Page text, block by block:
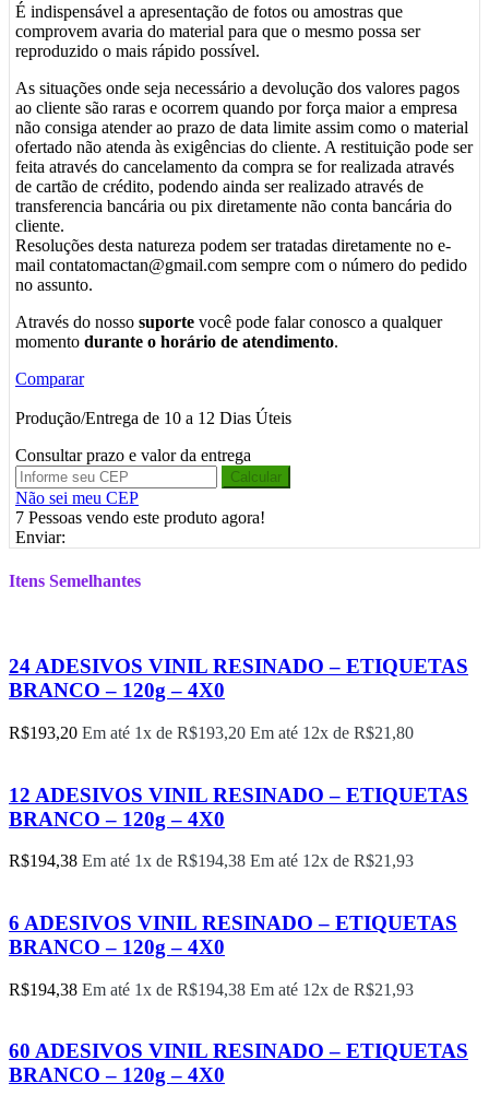
É indispensável a apresentação de fotos ou amostras que
comprovem avaria do material para que o mesmo possa ser
reproduzido o mais rápido possível.
As situações onde seja necessário a devolução dos valores pagos
ao cliente são raras e ocorrem quando por força maior a empresa
não consiga atender ao prazo de data limite assim como o material
ofertado não atenda às exigências do cliente. A restituição pode ser
feita através do cancelamento da compra se for realizada através
de cartão de crédito, podendo ainda ser realizado através de
transferencia bancária ou pix diretamente não conta bancária do
cliente.
Resoluções desta natureza podem ser tratadas diretamente no e-
mail contatomactan@gmail.com sempre com o número do pedido
no assunto.
Através do nosso suporte você pode falar conosco a qualquer
momento durante o horário de atendimento.
Comparar
Produção/Entrega de 10 a 12 Dias Úteis
Consultar prazo e valor da entrega
Calcular
Não sei meu CEP
7 Pessoas vendo este produto agora!
Enviar:
Itens Semelhantes
24 ADESIVOS VINIL RESINADO – ETIQUETAS
BRANCO – 120g – 4X0
R$193,20 Em até 1x de R$193,20 Em até 12x de R$21,80
12 ADESIVOS VINIL RESINADO – ETIQUETAS
BRANCO – 120g – 4X0
R$194,38 Em até 1x de R$194,38 Em até 12x de R$21,93
6 ADESIVOS VINIL RESINADO – ETIQUETAS
BRANCO – 120g – 4X0
R$194,38 Em até 1x de R$194,38 Em até 12x de R$21,93
60 ADESIVOS VINIL RESINADO – ETIQUETAS
BRANCO – 120g – 4X0